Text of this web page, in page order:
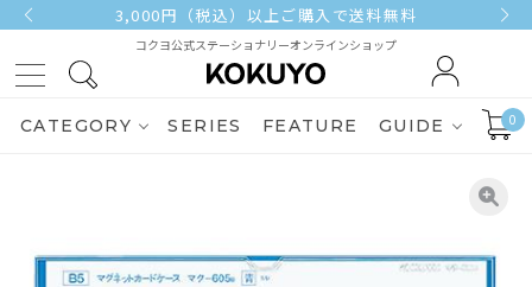
3,000円（税込）以上ご購入で送料無料
コクヨ公式ステーショナリーオンラインショップ
CATEGORY SERIES FEATURE GUIDE 0